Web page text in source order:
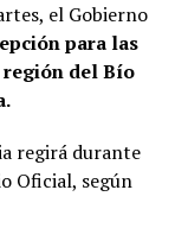
el Gobierno
para las
del Bío
regirá durante
Oficial, según